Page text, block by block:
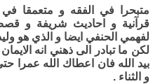
متبحرا في الفقه و متعمقا
قرآنية و احاديث شريفة و قصص
لفهمي الحنفي ايضا و الذي هو
لكن ما تبادر الى ذهني انه
بيد الله فان اعطاك الله عمرا
و الثناء .